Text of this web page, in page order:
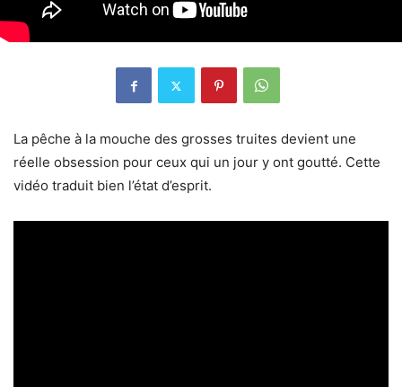
La pêche à la mouche des grosses truites devient une
réelle obsession pour ceux qui un jour y ont goutté. Cette
vidéo traduit bien l’état d’esprit.